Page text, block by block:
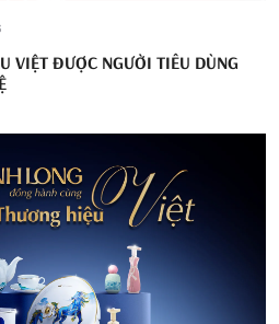
VIỆT ĐƯỢC NGƯỜI TIÊU DÙNG